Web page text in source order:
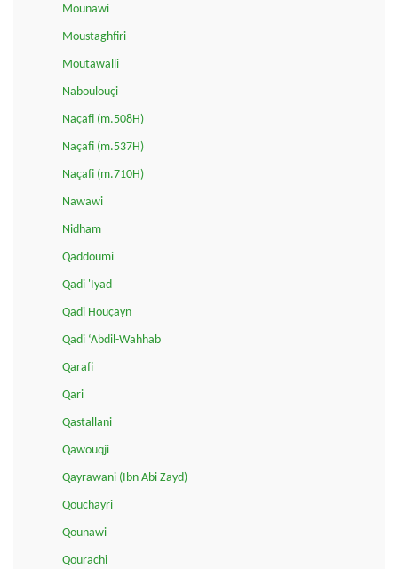
Mounawi
Moustaghfiri
Moutawalli
Naboulouçi
Naçafi (m.508H)
Naçafi (m.537H)
Naçafi (m.710H)
Nawawi
Nidham
Qaddoumi
Qadi 'Iyad
Qadi Houçayn
Qadi ‘Abdil-Wahhab
Qarafi
Qari
Qastallani
Qawouqji
Qayrawani (Ibn Abi Zayd)
Qouchayri
Qounawi
Qourachi